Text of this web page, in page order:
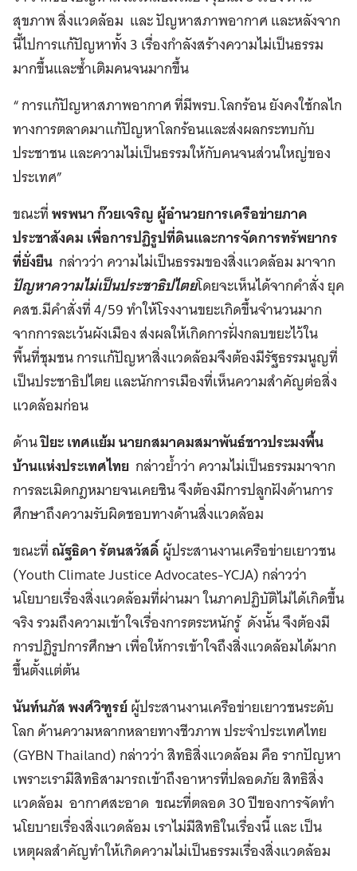
สุขภาพ สิ่งแวดล้อม และ ปัญหาสภาพอากาศ และหลังจาก
นี้ไปการแก้ปัญหาทั้ง 3 เรื่องกำลังสร้างความไม่เป็นธรรม
มากขึ้นและซ้ำเติมคนจนมากขึ้น
“ การแก้ปัญหาสภาพอากาศ ที่มีพรบ.โลกร้อน ยังคงใช้กลไก
ทางการตลาดมาแก้ปัญหาโลกร้อนและส่งผลกระทบกับ
ประชาชน และความไม่เป็นธรรมให้กับคนจนส่วนใหญ่ของ
ประเทศ”
ขณะที่พรพนา ก๊วยเจริญ ผู้อำนวยการเครือข่ายภาค
ประชาสังคม เพื่อการปฏิรูปที่ดินและการจัดการทรัพยากร
ที่ยั่งยืน กล่าวว่า ความไม่เป็นธรรมของสิ่งแวดล้อม มาจาก
ปัญหาความไม่เป็นประชาธิปไตยโดยจะเห็นได้จากคำสั่ง ยุค
คสช.มีคำสั่งที่ 4/59 ทำให้โรงงานขยะเกิดขึ้นจำนวนมาก
จากการละเว้นผังเมือง ส่งผลให้เกิดการฝั่งกลบขยะไว้ใน
พื้นที่ชุมชน การแก้ปัญหาสิ่งแวดล้อมจึงต้องมีรัฐธรรมนูญที่
เป็นประชาธิปไตย และนักการเมืองที่เห็นความสำคัญต่อสิ่ง
แวดล้อมก่อน
ด้านปิยะ เทศแย้ม นายกสมาคมสมาพันธ์ชาวประมงพื้น
บ้านแห่งประเทศไทย กล่าวย้ำว่า ความไม่เป็นธรรมมาจาก
การละเมิดกฎหมายจนเคยชิน จึงต้องมีการปลูกฝังด้านการ
ศึกษาถึงความรับผิดชอบทางด้านสิ่งแวดล้อม
ขณะที่ณัฐธิดา รัตนสวัสดิ์ผู้ประสานงานเครือข่ายเยาวชน
(Youth Climate Justice Advocates-YCJA) กล่าวว่า
นโยบายเรื่องสิ่งแวดล้อมที่ผ่านมา ในภาคปฏิบัติไม่ได้เกิดขึ้น
จริง รวมถึงความเข้าใจเรื่องการตระหนักรู้ ดังนั้น จึงต้องมี
การปฏิรูปการศึกษา เพื่อให้การเข้าใจถึงสิ่งแวดล้อมได้มาก
ขึ้นตั้งแต่ต้น
นันท์นภัส พงศ์วิฑูรย์ผู้ประสานงานเครือข่ายเยาวชนระดับ
โลก ด้านความหลากหลายทางชีวภาพ ประจำประเทศไทย
(GYBN Thailand) กล่าวว่า สิทธิสิ่งแวดล้อม คือ รากปัญหา
เพราะเรามีสิทธิสามารถเข้าถึงอาหารที่ปลอดภัย สิทธิสิ่ง
แวดล้อม อากาศสะอาด ขณะที่ตลอด 30 ปีของการจัดทำ
นโยบายเรื่องสิ่งแวดล้อม เราไม่มีสิทธิในเรื่องนี้ และ เป็น
เหตุผลสำคัญทำให้เกิดความไม่เป็นธรรมเรื่องสิ่งแวดล้อม